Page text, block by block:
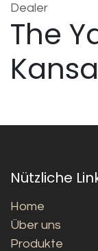
Dealer
The
Nützliche
Home
Über uns
Produkte